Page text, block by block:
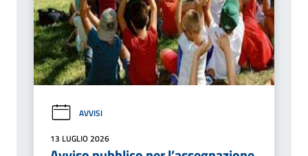
AVVISI
13 LUGLIO 2026